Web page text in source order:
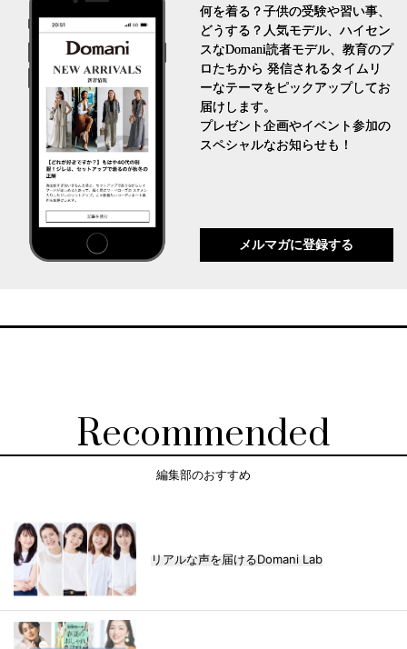
何を着る？子供の受験や習い事、
どうする？人気モデル、ハイセン
スなDomani読者モデル、教育のプ
ロたちから 発信されるタイムリ
ーなテーマをピックアップしてお
届けします。
プレゼント企画やイベント参加の
スペシャルなお知らせも！
メルマガに登録する
Recommended
編集部のおすすめ
リアルな声を届けるDomani Lab